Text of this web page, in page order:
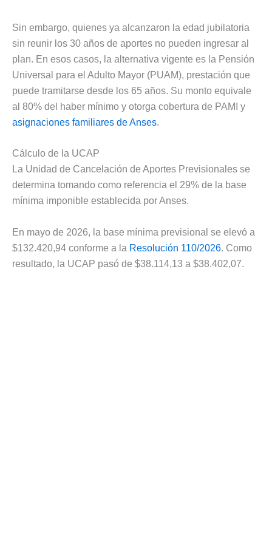
Sin embargo, quienes ya alcanzaron la edad jubilatoria
sin reunir los 30 años de aportes no pueden ingresar al
plan. En esos casos, la alternativa vigente es la Pensión
Universal para el Adulto Mayor (PUAM), prestación que
puede tramitarse desde los 65 años. Su monto equivale
al 80% del haber mínimo y otorga cobertura de PAMI y
asignaciones familiares de Anses.
Cálculo de la UCAP
La Unidad de Cancelación de Aportes Previsionales se
determina tomando como referencia el 29% de la base
mínima imponible establecida por Anses.
En mayo de 2026, la base mínima previsional se elevó a
$132.420,94 conforme a la Resolución 110/2026. Como
resultado, la UCAP pasó de $38.114,13 a $38.402,07.